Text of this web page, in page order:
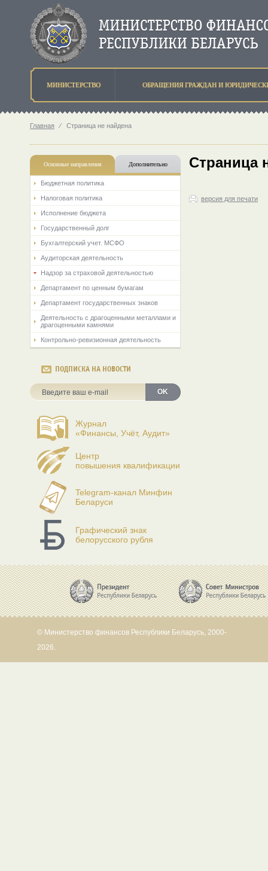
МИНИСТЕРСТВО ОБРАЩЕНИЯ ГРАЖДАН И
Главная ⁄ Страница не найдена
Основные направления Дополнительно
Бюджетная политика
Налоговая политика
Исполнение бюджета
Государственный долг
Бухгалтерский учет. МСФО
Аудиторская деятельность
Надзор за страховой деятельностью
Департамент по ценным бумагам
Департамент государственных знаков
Деятельность с драгоценными металлами и
драгоценными камнями
Контрольно-ревизионная деятельность
ПОДПИСКА НА НОВОСТИ
OK
Журнал
«Финансы, Учёт, Аудит»
Центр
повышения квалификации
Telegram-канал Минфин
Беларуси
Графический знак
белорусского рубля
Страница
версия для печати
© Министерство финансов Республики Беларусь, 2000-
2026.